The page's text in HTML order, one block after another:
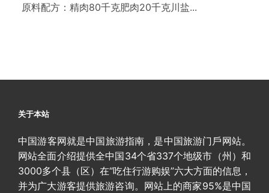
原料配方：精肉80千克肥肉20千克川盐...
关于本站
中国游客网就是中国旅游指南，是中国旅游门戶网站。
网站全面介绍提供全中国34个省337个地级市（州）和
3000多个县（区）在“吃住行游购娱”六大方面的信息，
并为广大游客提供旅游咨询。网站上的商家95%是中国